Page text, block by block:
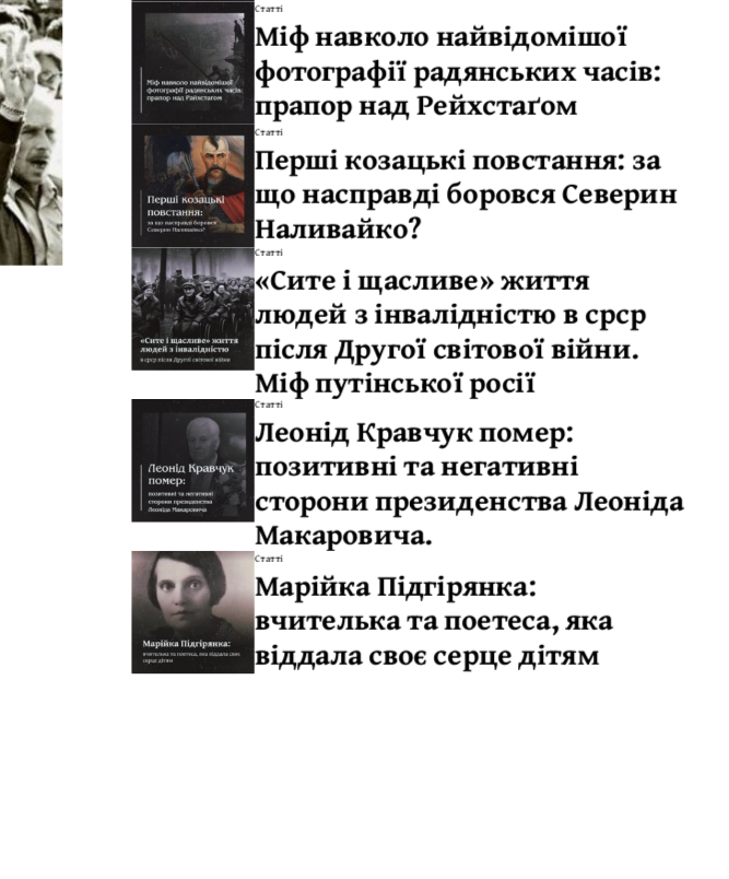
Статті
Міф навколо найвідомішої
фотографії радянських часів:
прапор над Рейхстаґом
Статті
Перші козацькі повстання: за
що насправді боровся Северин
Наливайко?
Статті
«Сите і щасливе» життя
людей з інвалідністю в срср
після Другої світової війни.
Міф путінської росії
Статті
Леонід Кравчук помер:
позитивні та негативні
сторони президенства Леоніда
Макаровича.
Статті
Марійка Підгірянка:
вчителька та поетеса, яка
віддала своє серце дітям